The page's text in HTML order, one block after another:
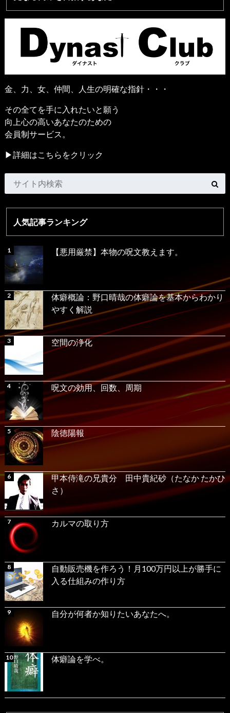
金、力、女、仲間、人生の明確な指針・・・
その全てを手に入れたいと願う
向上心の高いあなたのための
会員制サービス。
▶詳細はこちらをクリック
人気記事ランキング
【悪用厳禁】本物の呪文教えます。
体癖概論：野口晴哉の体癖論を基本からわかり
やすく解説
空間の浄化
呪文の効用、回数、周期
陰徳陽報
甲本侍滝の兄貴分 田中貴紀砂（たなか たかひ
さ）
カルマの取り方
自動販売機を作ろう！月100万円以上が勝手に
入る仕組みの作り方
自分が何者か知りたいあなたへ。
体癖論を学べ。